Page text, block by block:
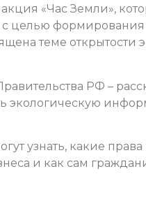
«Час Земли»,
целью формирования
теме
РФ –
экологическую
узнать, какие
и как сам